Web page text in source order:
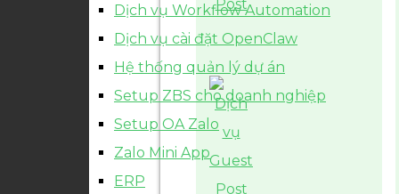
Dịch vụ Workflow Automation
Dịch vụ cài đặt OpenClaw
Hệ thống quản lý dự án
Setup ZBS cho doanh nghiệp
Setup OA Zalo
Zalo Mini App
ERP